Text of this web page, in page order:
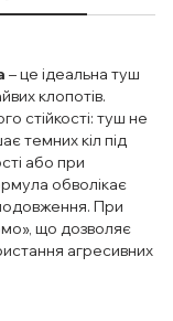
– це ідеальна туш
клопотів.
стійкості: туш не
темних кіл під
або при
обволікає
При
що дозволяє
агресивних